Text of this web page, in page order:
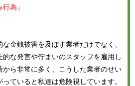
為」
金銭被害を及ぼす業者だけでなく、
な発言や佇まいのスタッフを雇用し
から非常に多く、こうした業者のせい
ていると私達は危険視しています。